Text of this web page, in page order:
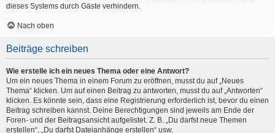
dieses Systems durch Gäste verhindern.
Nach oben
Beiträge schreiben
Wie erstelle ich ein neues Thema oder eine Antwort?
Um ein neues Thema in einem Forum zu eröffnen, musst du auf „Neues
Thema“ klicken. Um auf einen Beitrag zu antworten, musst du auf „Antworten“
klicken. Es könnte sein, dass eine Registrierung erforderlich ist, bevor du einen
Beitrag schreiben kannst. Deine Berechtigungen sind jeweils am Ende der
Foren- und der Beitragsansicht aufgelistet. Z. B. „Du darfst neue Themen
erstellen“, „Du darfst Dateianhänge erstellen“ usw.